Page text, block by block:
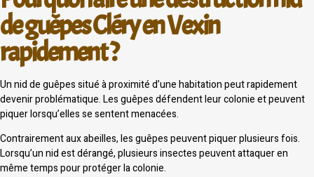
de guêpes Cléry en Vexin
rapidement ?
Un nid de guêpes situé à proximité d’une habitation peut rapidement
devenir problématique. Les guêpes défendent leur colonie et peuvent
piquer lorsqu’elles se sentent menacées.
Contrairement aux abeilles, les guêpes peuvent piquer plusieurs fois.
Lorsqu’un nid est dérangé, plusieurs insectes peuvent attaquer en
même temps pour protéger la colonie.